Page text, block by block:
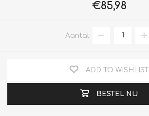
€85,98
Aantal:
ADD TO WISHLIST
BESTEL NU